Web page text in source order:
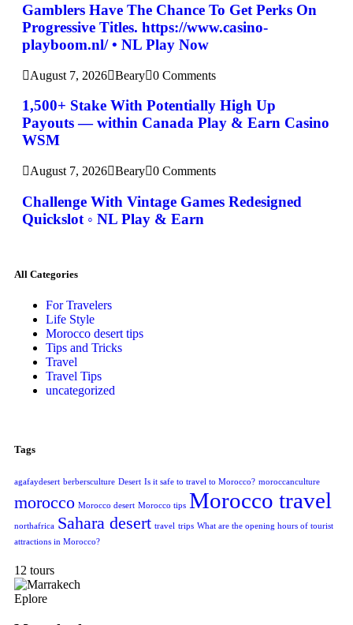
Gamblers Have The Chance To Get Perks On
Progressive Titles. https://www.casino-
playboom.nl/ • NL Play Now
August 7, 2026 Beary 0 Comments
1,500+ Stake With Potentially High Up
Payouts — within Canada Play & Earn Casino
WSM
August 7, 2026 Beary 0 Comments
Challenge With Vintage Games Redesigned
Quickslot ◦ NL Play & Earn
All Categories
For Travelers
Life Style
Morocco desert tips
Tips and Tricks
Travel
Travel Tips
uncategorized
Tags
agafaydesert berbersculture Desert Is it safe to travel to Morocco? moroccanculture
morocco Morocco desert Morocco tips Morocco travel
northafrica Sahara desert travel trips What are the opening hours of tourist
attractions in Morocco?
12 tours
Eplore